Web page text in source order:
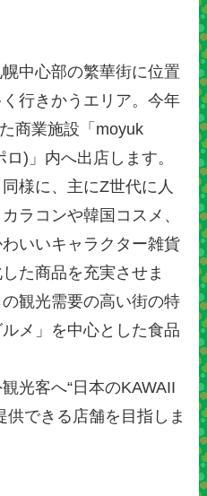
中心部の繁華街に位置
行きかうエリア。今年
商業施設「moyuk
)」内へ出店します。
様に、主にZ世代に人
ラコンや韓国コスメ、
いいキャラクター雑貨
た商品を充実させま
観光需要の高い街の特
メ」を中心とした食品
光客へ“日本のKAWAII
供できる店舗を目指しま